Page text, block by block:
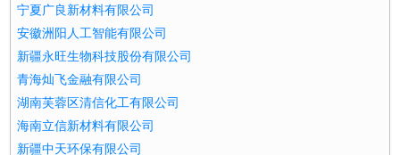
宁夏广良新材料有限公司
安徽洲阳人工智能有限公司
新疆永旺生物科技股份有限公司
青海灿飞金融有限公司
湖南芙蓉区清信化工有限公司
海南立信新材料有限公司
新疆中天环保有限公司